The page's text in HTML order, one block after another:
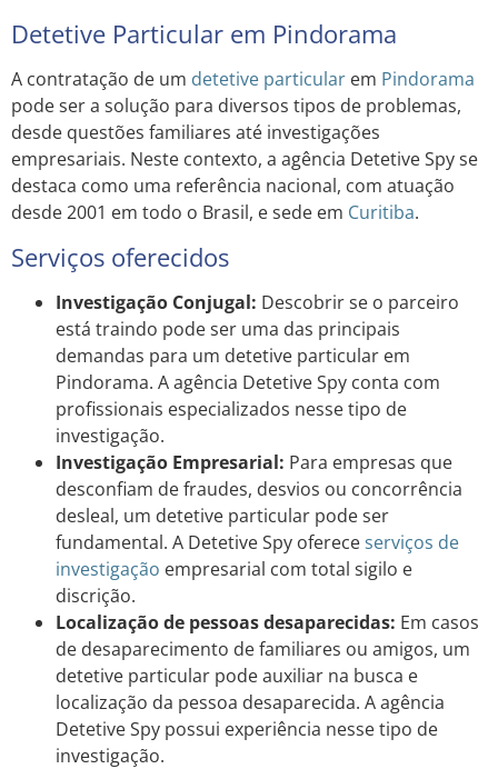
Detetive Particular em Pindorama
A contratação de um detetive particular em Pindorama
pode ser a solução para diversos tipos de problemas,
desde questões familiares até investigações
empresariais. Neste contexto, a agência Detetive Spy se
destaca como uma referência nacional, com atuação
desde 2001 em todo o Brasil, e sede em Curitiba.
Serviços oferecidos
Investigação Conjugal: Descobrir se o parceiro
está traindo pode ser uma das principais
demandas para um detetive particular em
Pindorama. A agência Detetive Spy conta com
profissionais especializados nesse tipo de
investigação.
Investigação Empresarial: Para empresas que
desconfiam de fraudes, desvios ou concorrência
desleal, um detetive particular pode ser
fundamental. A Detetive Spy ofereceserviços de
investigação empresarial com total sigilo e
discrição.
Localização de pessoas desaparecidas: Em casos
de desaparecimento de familiares ou amigos, um
detetive particular pode auxiliar na busca e
localização da pessoa desaparecida. A agência
Detetive Spy possui experiência nesse tipo de
investigação.